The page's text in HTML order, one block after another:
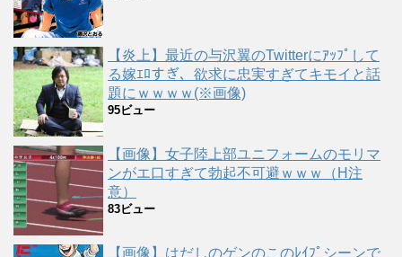
【炎上】最近の与沢翼のTwitterにｱｯﾌﾟして
る嫁ｴﾛすぎ、欲求に忠実すぎてキモイと話
題にｗｗｗｗ(※画像)
95ビュー
【画像】女子陸上部ユニフォームのモリマ
ンがエ口すぎて勃起不可避ｗｗｗ（H注
意）
83ビュー
【画像】はだしのゲンのこのﾚｲﾌﾟシーンで